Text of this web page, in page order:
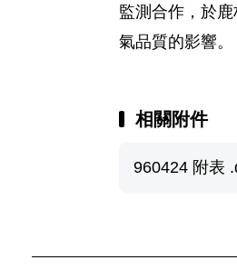
監測合作，於
氣品質的影響。
相關附件
960424 附表